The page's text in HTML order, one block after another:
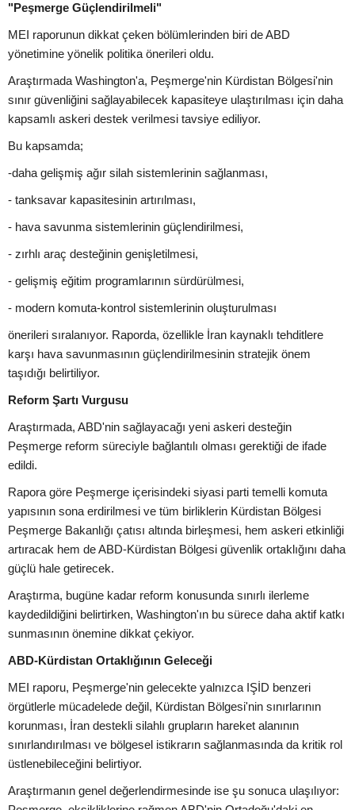
"Peşmerge Güçlendirilmeli"
MEI raporunun dikkat çeken bölümlerinden biri de ABD
yönetimine yönelik politika önerileri oldu.
Araştırmada Washington'a, Peşmerge'nin Kürdistan Bölgesi'nin
sınır güvenliğini sağlayabilecek kapasiteye ulaştırılması için daha
kapsamlı askeri destek verilmesi tavsiye ediliyor.
Bu kapsamda;
-daha gelişmiş ağır silah sistemlerinin sağlanması,
- tanksavar kapasitesinin artırılması,
- hava savunma sistemlerinin güçlendirilmesi,
- zırhlı araç desteğinin genişletilmesi,
- gelişmiş eğitim programlarının sürdürülmesi,
- modern komuta-kontrol sistemlerinin oluşturulması
önerileri sıralanıyor. Raporda, özellikle İran kaynaklı tehditlere
karşı hava savunmasının güçlendirilmesinin stratejik önem
taşıdığı belirtiliyor.
Reform Şartı Vurgusu
Araştırmada, ABD'nin sağlayacağı yeni askeri desteğin
Peşmerge reform süreciyle bağlantılı olması gerektiği de ifade
edildi.
Rapora göre Peşmerge içerisindeki siyasi parti temelli komuta
yapısının sona erdirilmesi ve tüm birliklerin Kürdistan Bölgesi
Peşmerge Bakanlığı çatısı altında birleşmesi, hem askeri etkinliği
artıracak hem de ABD-Kürdistan Bölgesi güvenlik ortaklığını daha
güçlü hale getirecek.
Araştırma, bugüne kadar reform konusunda sınırlı ilerleme
kaydedildiğini belirtirken, Washington'ın bu sürece daha aktif katkı
sunmasının önemine dikkat çekiyor.
ABD-Kürdistan Ortaklığının Geleceği
MEI raporu, Peşmerge'nin gelecekte yalnızca IŞİD benzeri
örgütlerle mücadelede değil, Kürdistan Bölgesi'nin sınırlarının
korunması, İran destekli silahlı grupların hareket alanının
sınırlandırılması ve bölgesel istikrarın sağlanmasında da kritik rol
üstlenebileceğini belirtiyor.
Araştırmanın genel değerlendirmesinde ise şu sonuca ulaşılıyor: